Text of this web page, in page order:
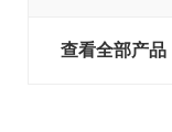
查看全部产品